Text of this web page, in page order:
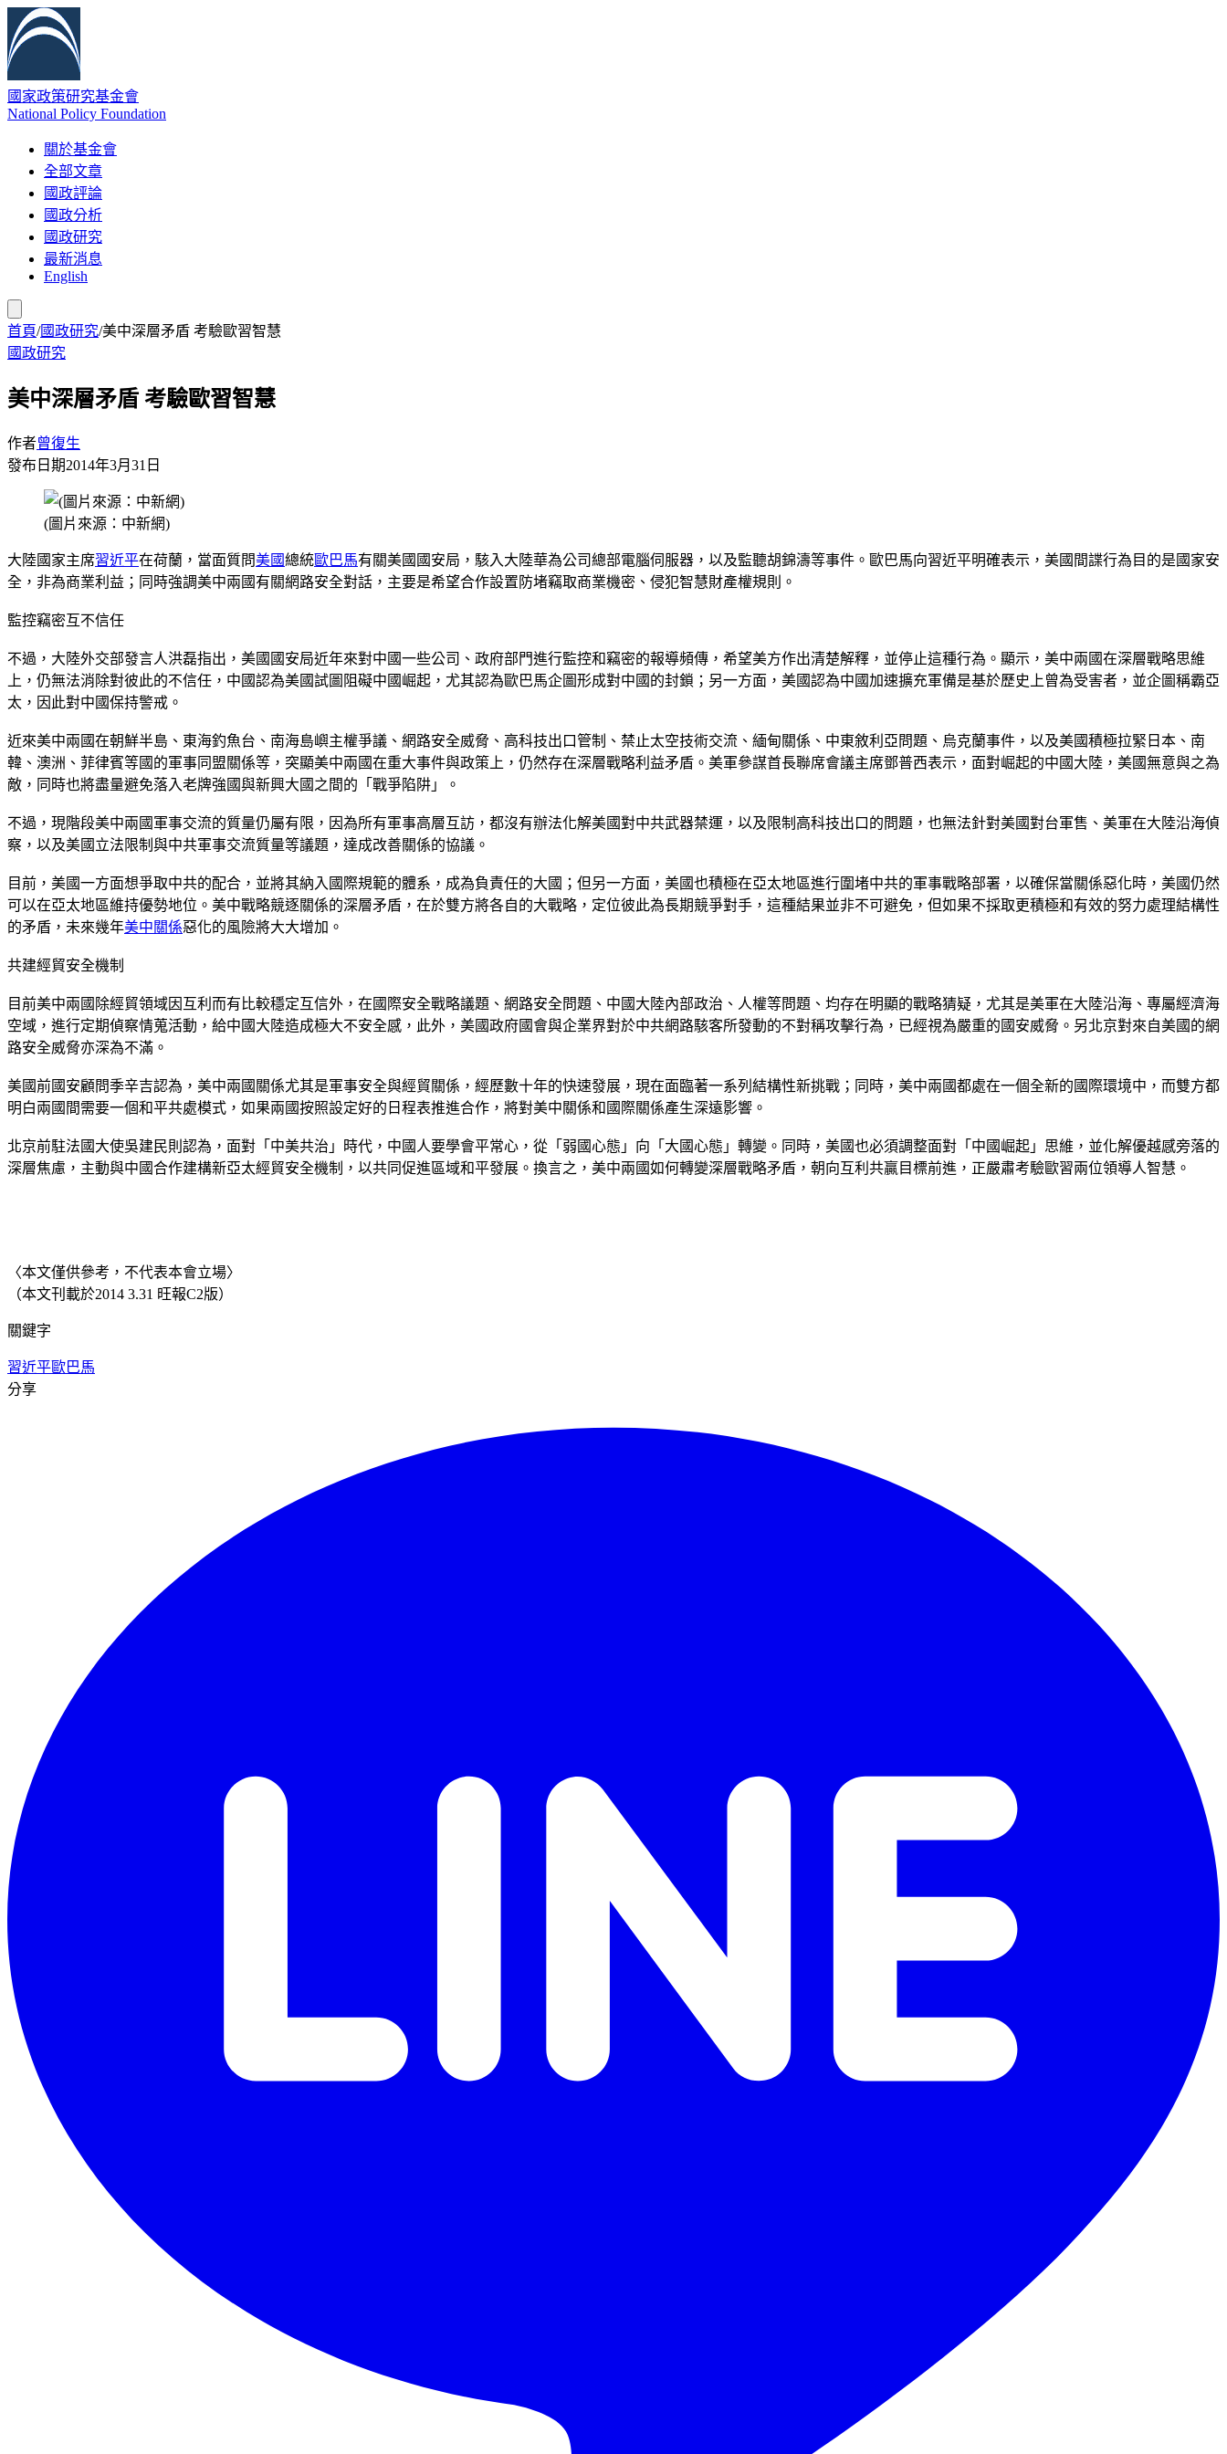
國家政策研究基金會
National Policy Foundation
關於基金會
全部文章
國政評論
國政分析
國政研究
最新消息
English
首頁/國政研究/美中深層矛盾 考驗歐習智慧
國政研究
美中深層矛盾 考驗歐習智慧
作者曾復生
發布日期2014年3月31日
(圖片來源：中新網)
大陸國家主席習近平在荷蘭，當面質問美國總統歐巴馬有關美國國安局，駭入大陸華為公司總部電腦伺服器，以及監聽胡錦濤等事件。歐巴馬向習近平明確表示，美國間諜行為目的是國家安
全，非為商業利益；同時強調美中兩國有關網路安全對話，主要是希望合作設置防堵竊取商業機密、侵犯智慧財產權規則。
監控竊密互不信任
不過，大陸外交部發言人洪磊指出，美國國安局近年來對中國一些公司、政府部門進行監控和竊密的報導頻傳，希望美方作出清楚解釋，並停止這種行為。顯示，美中兩國在深層戰略思維
上，仍無法消除對彼此的不信任，中國認為美國試圖阻礙中國崛起，尤其認為歐巴馬企圖形成對中國的封鎖；另一方面，美國認為中國加速擴充軍備是基於歷史上曾為受害者，並企圖稱霸亞
太，因此對中國保持警戒。
近來美中兩國在朝鮮半島、東海釣魚台、南海島嶼主權爭議、網路安全威脅、高科技出口管制、禁止太空技術交流、緬甸關係、中東敘利亞問題、烏克蘭事件，以及美國積極拉緊日本、南
韓、澳洲、菲律賓等國的軍事同盟關係等，突顯美中兩國在重大事件與政策上，仍然存在深層戰略利益矛盾。美軍參謀首長聯席會議主席鄧普西表示，面對崛起的中國大陸，美國無意與之為
敵，同時也將盡量避免落入老牌強國與新興大國之間的「戰爭陷阱」。
不過，現階段美中兩國軍事交流的質量仍屬有限，因為所有軍事高層互訪，都沒有辦法化解美國對中共武器禁運，以及限制高科技出口的問題，也無法針對美國對台軍售、美軍在大陸沿海偵
察，以及美國立法限制與中共軍事交流質量等議題，達成改善關係的協議。
目前，美國一方面想爭取中共的配合，並將其納入國際規範的體系，成為負責任的大國；但另一方面，美國也積極在亞太地區進行圍堵中共的軍事戰略部署，以確保當關係惡化時，美國仍然
可以在亞太地區維持優勢地位。美中戰略競逐關係的深層矛盾，在於雙方將各自的大戰略，定位彼此為長期競爭對手，這種結果並非不可避免，但如果不採取更積極和有效的努力處理結構性
的矛盾，未來幾年美中關係惡化的風險將大大增加。
共建經貿安全機制
目前美中兩國除經貿領域因互利而有比較穩定互信外，在國際安全戰略議題、網路安全問題、中國大陸內部政治、人權等問題、均存在明顯的戰略猜疑，尤其是美軍在大陸沿海、專屬經濟海
空域，進行定期偵察情蒐活動，給中國大陸造成極大不安全感，此外，美國政府國會與企業界對於中共網路駭客所發動的不對稱攻擊行為，已經視為嚴重的國安威脅。另北京對來自美國的網
路安全威脅亦深為不滿。
美國前國安顧問季辛吉認為，美中兩國關係尤其是軍事安全與經貿關係，經歷數十年的快速發展，現在面臨著一系列結構性新挑戰；同時，美中兩國都處在一個全新的國際環境中，而雙方都
明白兩國間需要一個和平共處模式，如果兩國按照設定好的日程表推進合作，將對美中關係和國際關係產生深遠影響。
北京前駐法國大使吳建民則認為，面對「中美共治」時代，中國人要學會平常心，從「弱國心態」向「大國心態」轉變。同時，美國也必須調整面對「中國崛起」思維，並化解優越感旁落的
深層焦慮，主動與中國合作建構新亞太經貿安全機制，以共同促進區域和平發展。換言之，美中兩國如何轉變深層戰略矛盾，朝向互利共贏目標前進，正嚴肅考驗歐習兩位領導人智慧。
〈本文僅供參考，不代表本會立場〉
（本文刊載於2014 3.31 旺報C2版）
關鍵字
習近平歐巴馬
分享